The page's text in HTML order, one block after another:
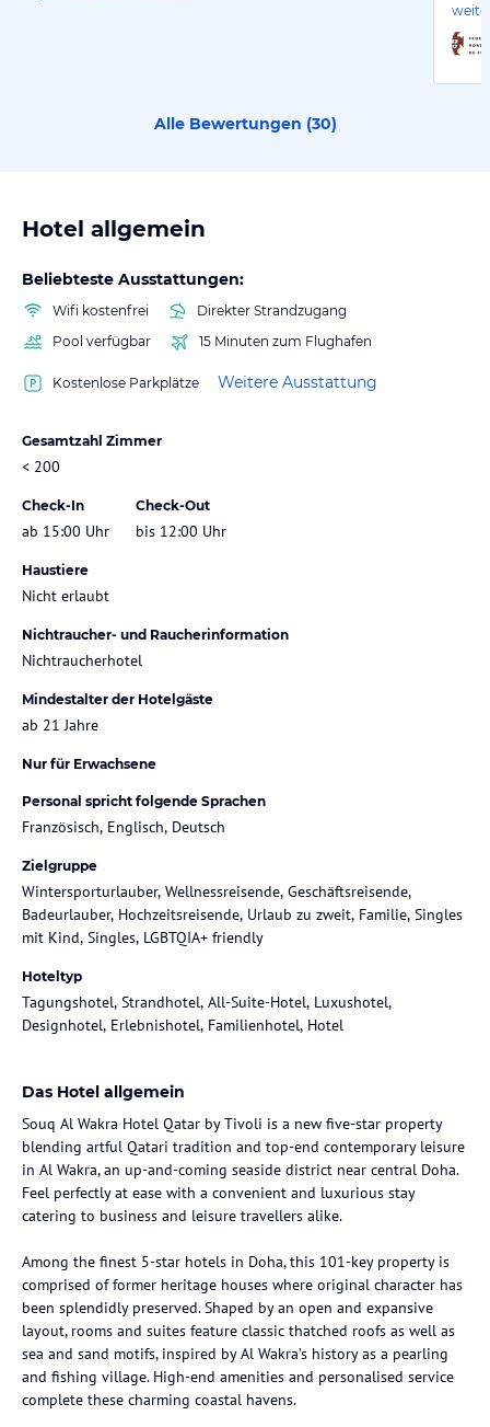
Alle Bewertungen (30)
Hotel allgemein
Beliebteste Ausstattungen:
Wifi kostenfrei
Direkter Strandzugang
Pool verfügbar
15 Minuten zum Flughafen
Kostenlose Parkplätze Weitere Ausstattung
Gesamtzahl Zimmer
< 200
Check-In
ab 15:00 Uhr
Check-Out
bis 12:00 Uhr
Haustiere
Nicht erlaubt
Nichtraucher- und Raucherinformation
Nichtraucherhotel
Mindestalter der Hotelgäste
ab 21 Jahre
Nur für Erwachsene
Personal spricht folgende Sprachen
Französisch, Englisch, Deutsch
Zielgruppe
Wintersporturlauber, Wellnessreisende, Geschäftsreisende,
Badeurlauber, Hochzeitsreisende, Urlaub zu zweit, Familie, Singles
mit Kind, Singles, LGBTQIA+ friendly
Hoteltyp
Tagungshotel, Strandhotel, All-Suite-Hotel, Luxushotel,
Designhotel, Erlebnishotel, Familienhotel, Hotel
Das Hotel allgemein
Souq Al Wakra Hotel Qatar by Tivoli is a new five-star property
blending artful Qatari tradition and top-end contemporary leisure
in Al Wakra, an up-and-coming seaside district near central Doha.
Feel perfectly at ease with a convenient and luxurious stay
catering to business and leisure travellers alike.
Among the finest 5-star hotels in Doha, this 101-key property is
comprised of former heritage houses where original character has
been splendidly preserved. Shaped by an open and expansive
layout, rooms and suites feature classic thatched roofs as well as
sea and sand motifs, inspired by Al Wakra’s history as a pearling
and fishing village. High-end amenities and personalised service
complete these charming coastal havens.